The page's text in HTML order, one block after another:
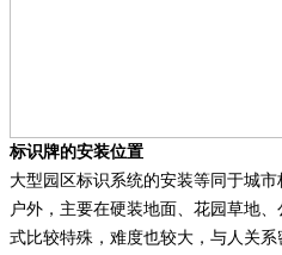
标识牌的安装位置
大型园区标识系统的安装等同于城
户外，主要在硬装地面、花园草地
式比较特殊，难度也较大，与人关